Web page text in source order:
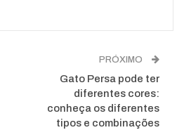
PRÓXIMO
Gato Persa pode ter
diferentes cores:
conheça os diferentes
tipos e combinações